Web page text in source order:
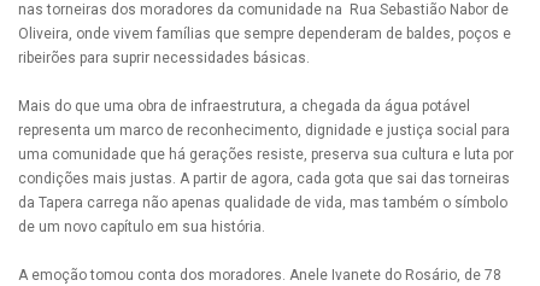
nas torneiras dos moradores da comunidade na Rua Sebastião Nabor de
Oliveira, onde vivem famílias que sempre dependeram de baldes, poços e
ribeirões para suprir necessidades básicas.
Mais do que uma obra de infraestrutura, a chegada da água potável
representa um marco de reconhecimento, dignidade e justiça social para
uma comunidade que há gerações resiste, preserva sua cultura e luta por
condições mais justas. A partir de agora, cada gota que sai das torneiras
da Tapera carrega não apenas qualidade de vida, mas também o símbolo
de um novo capítulo em sua história.
A emoção tomou conta dos moradores. Anele Ivanete do Rosário, de 78